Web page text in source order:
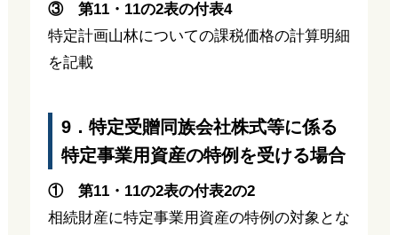
③ 第11・11の2表の付表4
特定計画山林についての課税価格の計算明細
を記載
9．特定受贈同族会社株式等に係る
特定事業用資産の特例を受ける場合
① 第11・11の2表の付表2の2
相続財産に特定事業用資産の特例の対象とな